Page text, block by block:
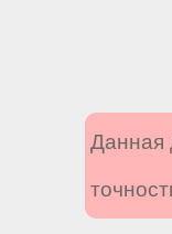
Данная